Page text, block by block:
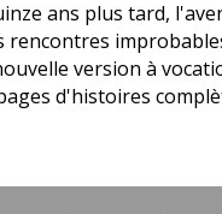
ans plus tard,
rencontres
version à
d'histoires